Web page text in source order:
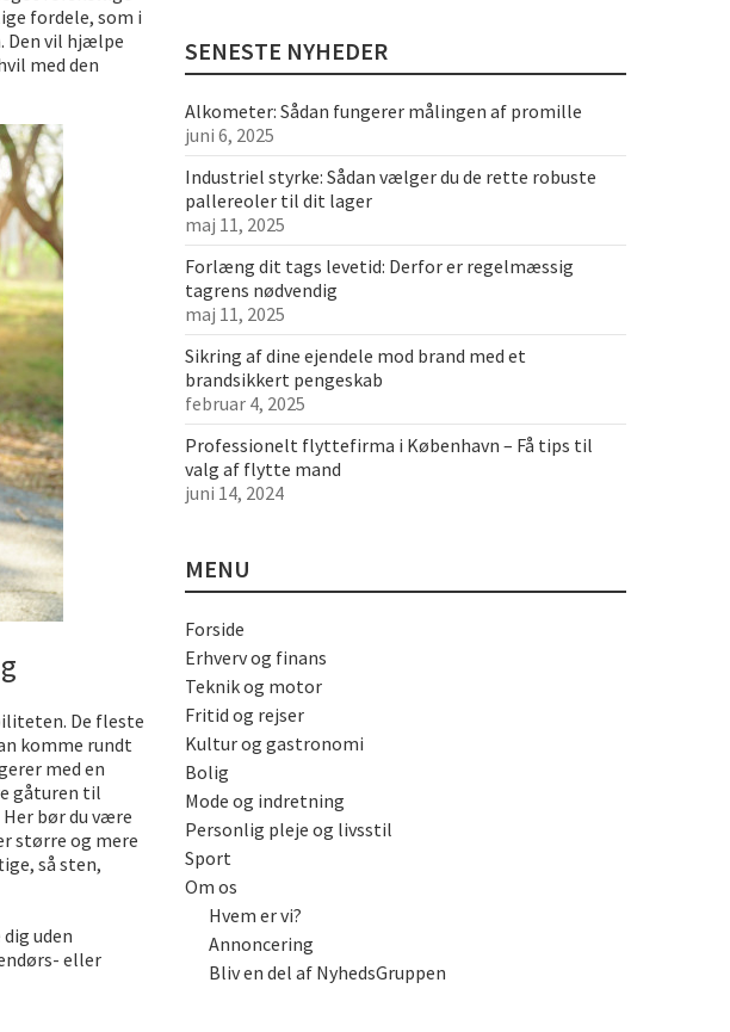
fordele, som i
Den vil hjælpe
med den
De fleste
komme rundt
med en
gåturen til
bør du være
større og mere
så sten,
uden
eller
SENESTE NYHEDER
Alkometer: Sådan fungerer målingen af promille
juni 6, 2025
Industriel styrke: Sådan vælger du de rette robuste
pallereoler til dit lager
maj 11, 2025
Forlæng dit tags levetid: Derfor er regelmæssig
tagrens nødvendig
maj 11, 2025
Sikring af dine ejendele mod brand med et
brandsikkert pengeskab
februar 4, 2025
Professionelt flyttefirma i København – Få tips til
valg af flytte mand
juni 14, 2024
MENU
Forside
Erhverv og finans
Teknik og motor
Fritid og rejser
Kultur og gastronomi
Bolig
Mode og indretning
Personlig pleje og livsstil
Sport
Om os
Hvem er vi?
Annoncering
Bliv en del af NyhedsGruppen